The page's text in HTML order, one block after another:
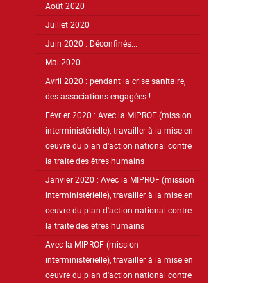
Août 2020
Juillet 2020
Juin 2020 : Déconfinés...
Mai 2020
Avril 2020 : pendant la crise sanitaire,
des associations engagées !
Février 2020 : Avec la MIPROF (mission
interministérielle), travailler à la mise en
oeuvre du plan d'action national contre
la traite des êtres humains
Janvier 2020 : Avec la MIPROF (mission
interministérielle), travailler à la mise en
oeuvre du plan d'action national contre
la traite des êtres humains
Avec la MIPROF (mission
interministérielle), travailler à la mise en
oeuvre du plan d'action national contre